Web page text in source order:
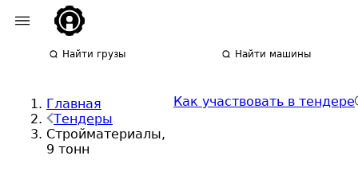
Найти грузы Найти машины
Главная
Тендеры
Стройматериалы,
9 тонн
Как участвовать в тендере